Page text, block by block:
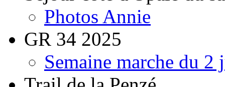
Photos Annie
GR 34 2025
Semaine marche du